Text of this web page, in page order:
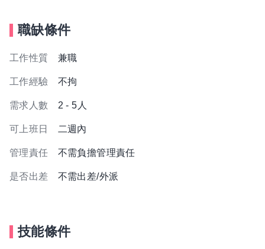
職缺條件
工作性質 兼職
工作經驗 不拘
需求人數 2 - 5人
可上班日 二週內
管理責任 不需負擔管理責任
是否出差 不需出差/外派
技能條件